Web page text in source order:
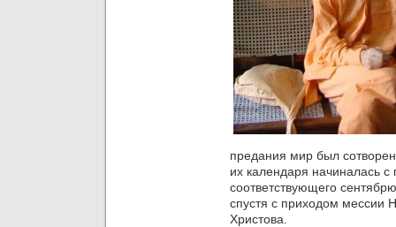
предания мир был
их календаря начиналась
соответствующего
спустя с приходом мессии
Христова.